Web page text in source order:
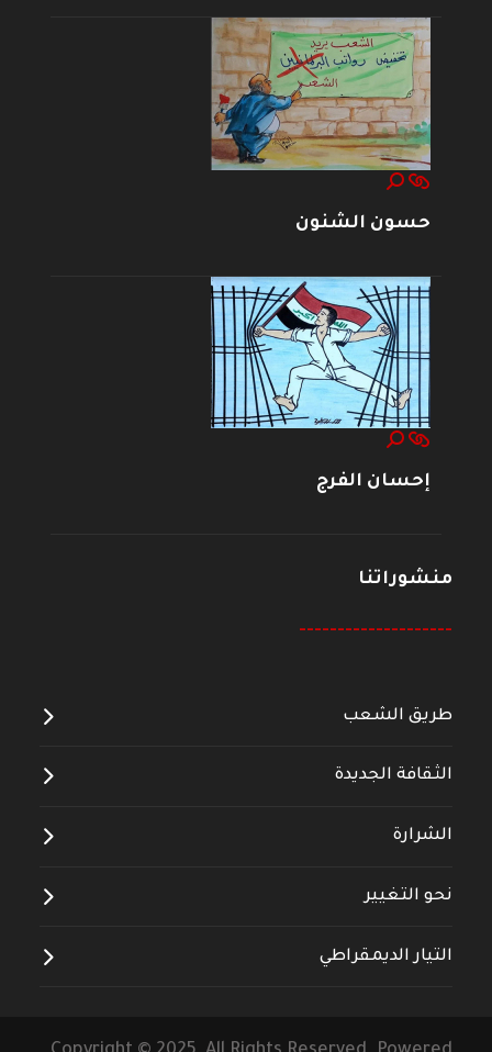
حسون الشنون
إحسان الفرج
منشوراتنا
--------------------
طريق الشعب
الثقافة الجديدة
الشرارة
نحو التغيير
التيار الديمقراطي